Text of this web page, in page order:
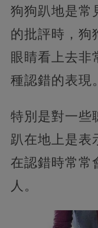
狗狗趴地是常
的批評時，狗
眼睛看上去非
種認錯的表現。
特別是對一些
趴在地上是表
在認錯時常常
人。